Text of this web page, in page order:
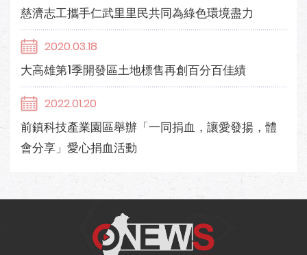
慈濟志工攜手仁武里里民共同為綠色環境盡力
2020.03.18
大高雄第1季開發區土地標售再創百分百佳績
2022.01.20
前鎮科技產業園區舉辦「一同捐血，讓愛發揚，體
會分享」愛心捐血活動